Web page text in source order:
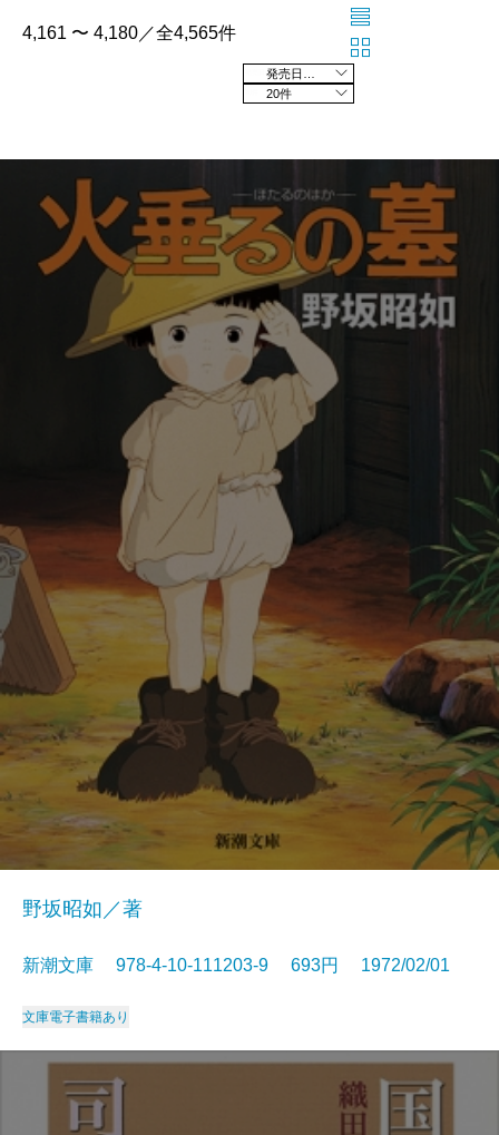
4,161 〜 4,180／全4,565件
20件
野坂昭如／著
新潮文庫 978-4-10-111203-9 693円 1972/02/01
文庫電子書籍あり